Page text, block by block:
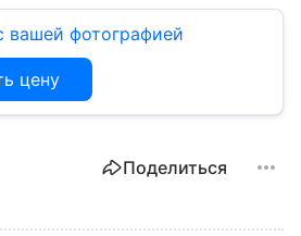
вашей фотографией
цену
Поделиться